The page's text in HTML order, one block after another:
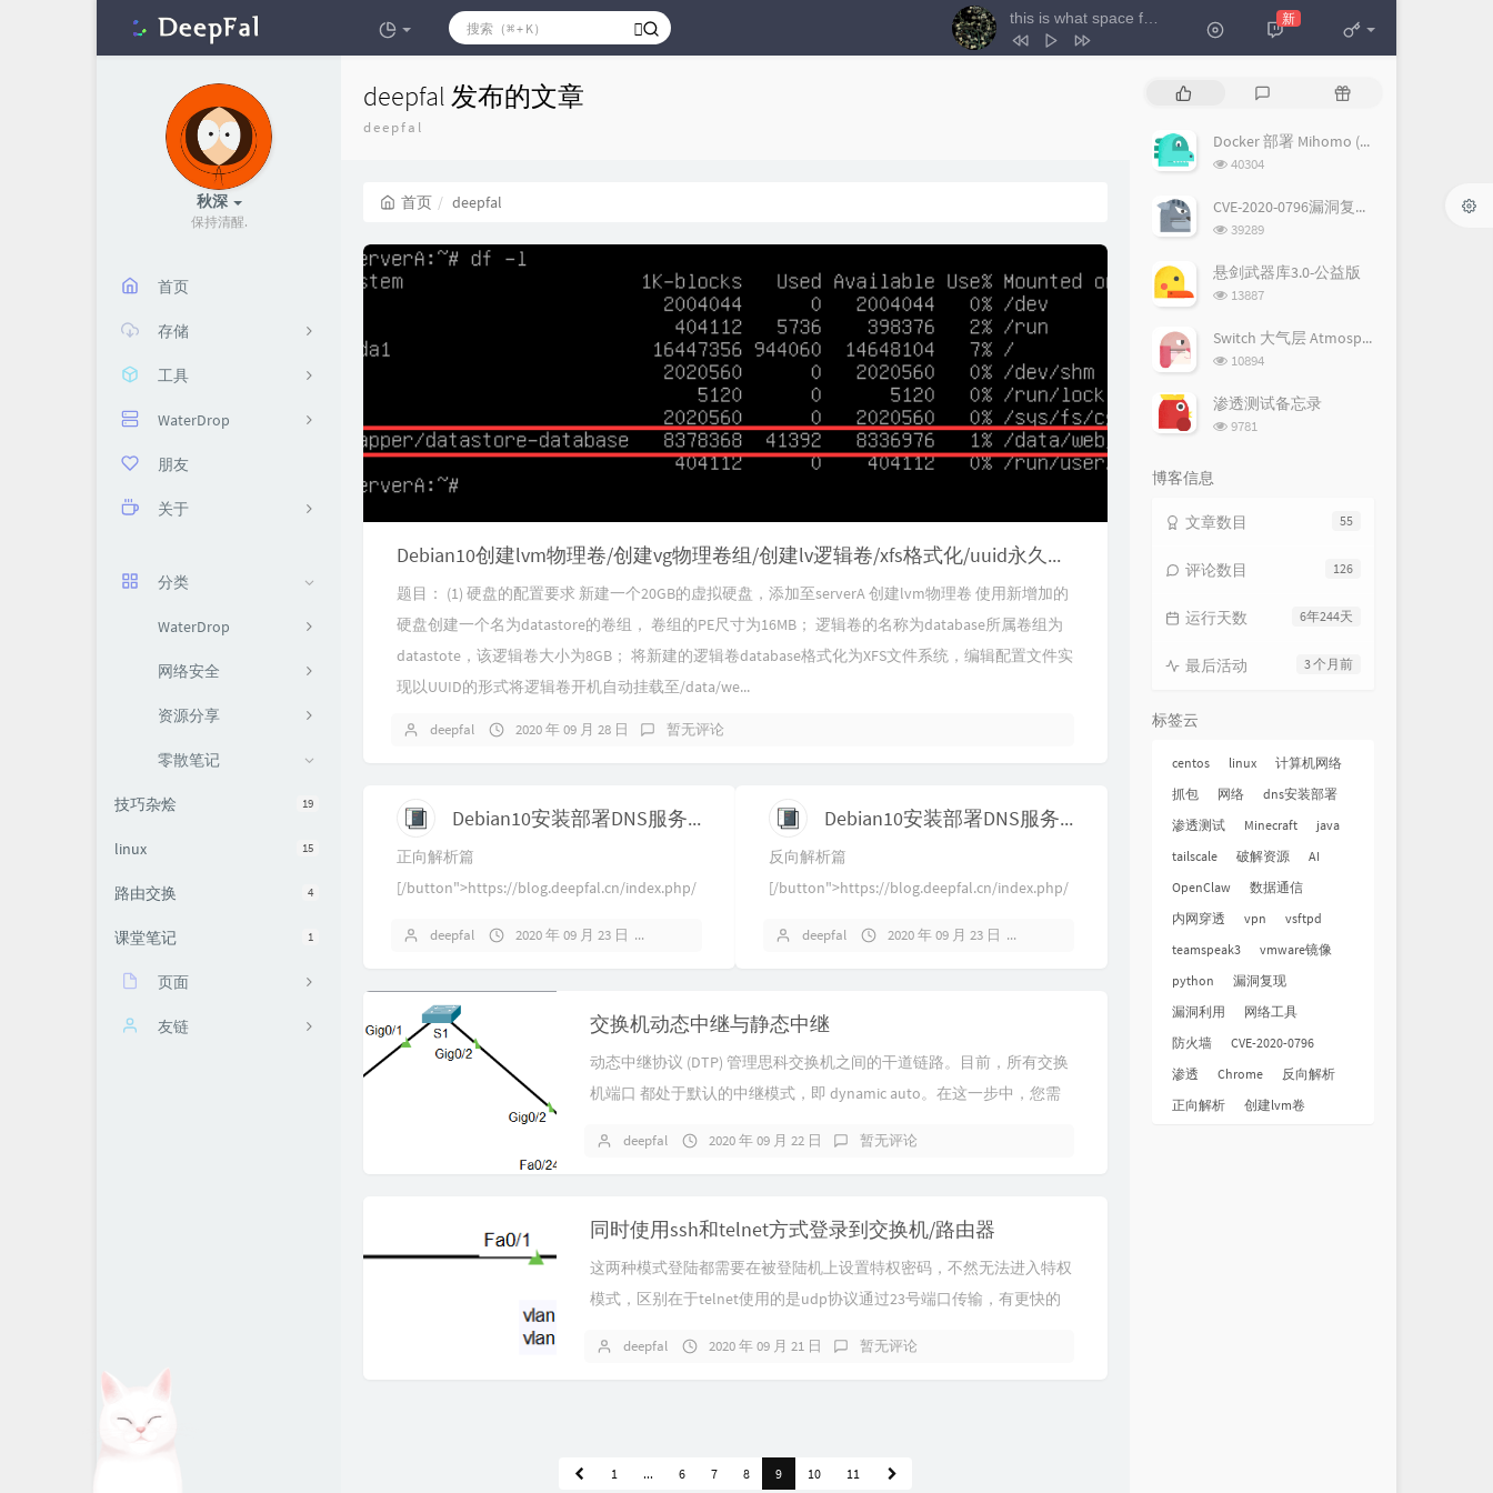
- JVKE
MagnusTheMagnus
NEFFEX
6 Your Apartment
7
Pull Me Through The Fire
Matisse & Sadko / James French
8
KRUSH EM!
NUEKI / Eternxlkz / TOLCHONOV
9
Paradise
Dermot Kennedy / MEDUZA
10
Glue
Rialians on Earth / Cafe De Anatolia /
Aodion
新
秋深
保持清醒4
首页
存储
冷盘
橡木箱子
图床
工具
解密版权音乐
KMS脚本生成
WaterDrop
WaterDrop皮肤站
朋友
关于
分类
WaterDrop
网络安全
资源分享
零散笔记
19
技巧杂烩
15
linux
4
路由交换
1
课堂笔记
页面
归档友链
deepfal 发布的文章
deepfal
首页 deepfal
Debian10创建lvm物理卷/创建vg物理卷组/创建lv逻辑卷/xfs格式化/uuid永久挂载
题目： (1) 硬盘的配置要求 新建一个20GB的虚拟硬盘，添加至serverA 创建lvm物理卷 使用新增加的
硬盘创建一个名为datastore的卷组， 卷组的PE尺寸为16MB； 逻辑卷的名称为database所属卷组为
datastote，该逻辑卷大小为8GB； 将新建的逻辑卷database格式化为XFS文件系统，编辑配置文件实
现以UUID的形式将逻辑卷开机自动挂载至/data/we...
deepfal 2020 年 09 月 28 日 暂无评论
Debian10安装部署DNS服务-反向解析篇
正向解析篇
[/button">https://blog.deepfal.cn/index.php/
deepfal 2020 年 09 月 23 日
Debian10安装部署DNS服务-正向解析篇
反向解析篇
[/button">https://blog.deepfal.cn/index.php/
deepfal 2020 年 09 月 23 日
交换机动态中继与静态中继
动态中继协议 (DTP) 管理思科交换机之间的干道链路。目前，所有交换
机端口 都处于默认的中继模式，即 dynamic auto。在这一步中，您需
deepfal 2020 年 09 月 22 日 暂无评论
同时使用ssh和telnet方式登录到交换机/路由器
这两种模式登陆都需要在被登陆机上设置特权密码，不然无法进入特权
模式，区别在于telnet使用的是udp协议通过23号端口传输，有更快的
deepfal 2020 年 09 月 21 日 暂无评论
1 ... 6 7 8 9 10 11
章
评
随
文
章
Docker 部署 Mihomo (Clash Meta) 核心 + WebUI 指南
浏
次
40304
CVE-2020-0796漏洞复现——<蓝屏+GetShell>
浏
次
数:
39289
悬剑武器库3.0-公益版
浏
次
13887
Switch 大气层 Atmosphere 如何开启隐身模式(隐藏序列号)
浏
次
数:
10894
渗透测试备忘录
浏
9781
博客信息
55
文章数目
126
评论数目
6年244天
运行天数
3 个月前
最后活动
标签云
centos linux
计算机网络
抓包
网络
dns安装部署
渗透测试
Minecraft
java
tailscale
破解资源
AI
OpenClaw
数据通信
内网穿透
vpn
vsftpd
teamspeak3
vmware镜像
python
漏洞复现
漏洞利用
网络工具
防火墙
CVE-2020-0796
渗透
Chrome
反向解析
正向解析
创建lvm卷